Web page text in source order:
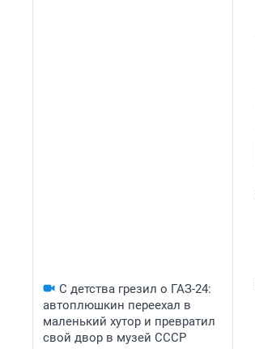
С детства грезил о ГАЗ-24:
автоплюшкин переехал в
маленький хутор и превратил
свой двор в музей СССР